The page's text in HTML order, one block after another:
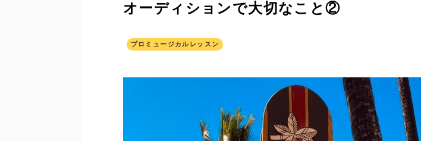
オーディションで大切なこと②
プロミュージカルレッスン